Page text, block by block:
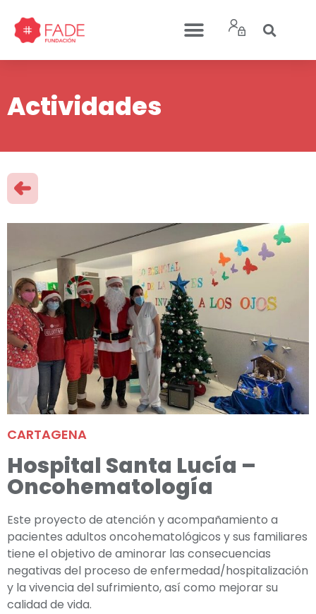
Actividades
CARTAGENA
Hospital Santa Lucía –
Oncohematología
Este proyecto de atención y acompañamiento a
pacientes adultos oncohematológicos y sus familiares
tiene el objetivo de aminorar las consecuencias
negativas del proceso de enfermedad/hospitalización
y la vivencia del sufrimiento, así como mejorar su
calidad de vida.